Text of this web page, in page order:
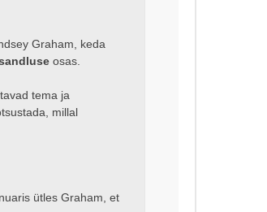
Graham, keda
osas.
tema ja
millal
ütles Graham, et